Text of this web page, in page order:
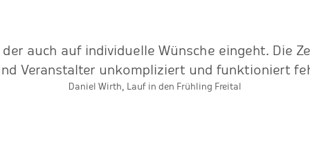
der auch auf individuelle Wünsche eingeht. Die
Veranstalter unkompliziert und funktioniert
Daniel Wirth, Lauf in den Frühling Freital